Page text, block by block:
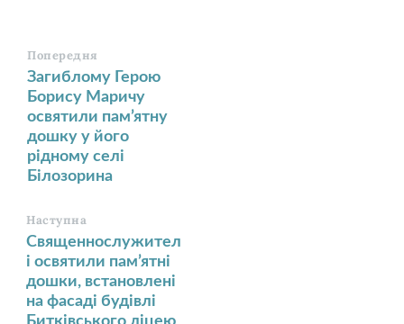
Попередня
Загиблому Герою
Борису Маричу
освятили пам’ятну
дошку у його
рідному селі
Білозорина
Наступна
Священнослужител
і освятили пам’ятні
дошки, встановлені
на фасаді будівлі